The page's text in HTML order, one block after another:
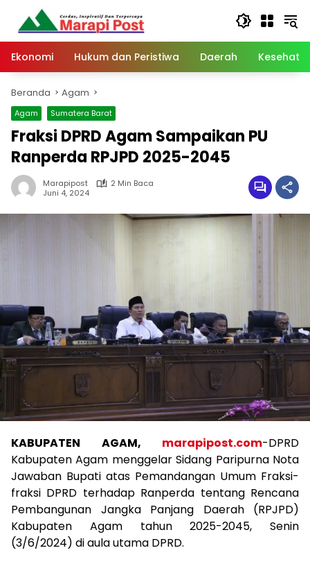
Langsung
konten
Ekonomi
Hukum dan Peristiwa Daerah
Beranda Agam
Agam Sumatera Barat
Fraksi DPRD Agam Sampaikan PU
Ranperda RPJPD 2025-2045
Marapipost
2 Min Baca
Juni 4, 2024
KABUPATEN AGAM, marapipost.com-DPRD
Kabupaten Agam menggelar Sidang Paripurna Nota
Jawaban Bupati atas Pemandangan Umum Fraksi-
fraksi DPRD terhadap Ranperda tentang Rencana
Pembangunan Jangka Panjang Daerah (RPJPD)
Kabupaten Agam tahun 2025-2045, Senin
(3/6/2024) di aula utama DPRD.